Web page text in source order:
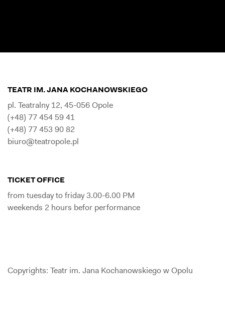
TEATR IM. JANA KOCHANOWSKIEGO
pl. Teatralny 12, 45-056 Opole
(+48) 77 454 59 41
(+48) 77 453 90 82
biuro@teatropole.pl
TICKET OFFICE
from tuesday to friday 3.00-6.00 PM
weekends 2 hours befor performance
Copyrights: Teatr im. Jana Kochanowskiego w Opolu